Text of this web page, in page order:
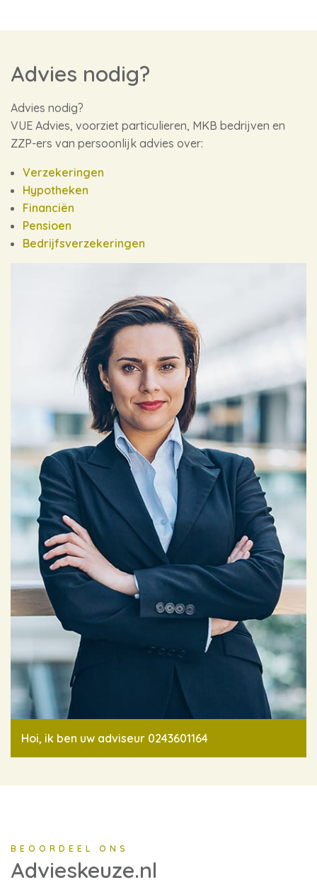
Advies nodig?
Advies nodig?
VUE Advies, voorziet particulieren, MKB bedrijven en
ZZP-ers van persoonlijk advies over:
Verzekeringen
Hypotheken
Financiën
Pensioen
Bedrijfsverzekeringen
Hoi, ik ben uw adviseur 0243601164
Advieskeuze.nl
BEOORDEEL ONS